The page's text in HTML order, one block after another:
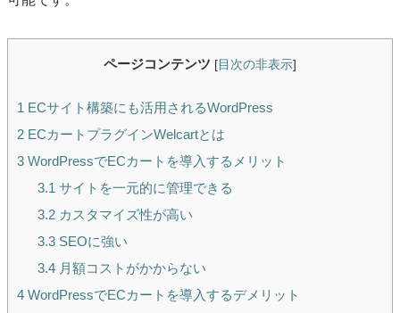
ページコンテンツ [ 目次の非表示]
1 ECサイト構築にも活用されるWordPress
2 ECカートプラグインWelcartとは
3 WordPressでECカートを導入するメリット
3.1 サイトを一元的に管理できる
3.2カスタマイズ性が高い
3.3SEOに強い
3.4月額コストがかからない
4 WordPressでECカートを導入するデメリット